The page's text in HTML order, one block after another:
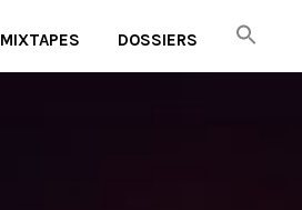
MIXTAPES DOSSIERS